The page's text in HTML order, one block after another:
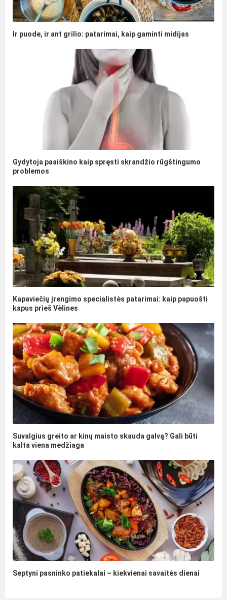
Ir puode, ir ant grilio: patarimai, kaip gaminti midijas
Gydytoja paaiškino kaip spręsti skrandžio rūgštingumo
problemos
Kapaviečių įrengimo specialistės patarimai: kaip papuošti
kapus prieš Vėlines
Suvalgius greito ar kinų maisto skauda galvą? Gali būti
kalta viena medžiaga
Septyni pasninko patiekalai – kiekvienai savaitės dienai